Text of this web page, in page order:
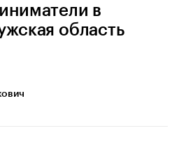
в
область